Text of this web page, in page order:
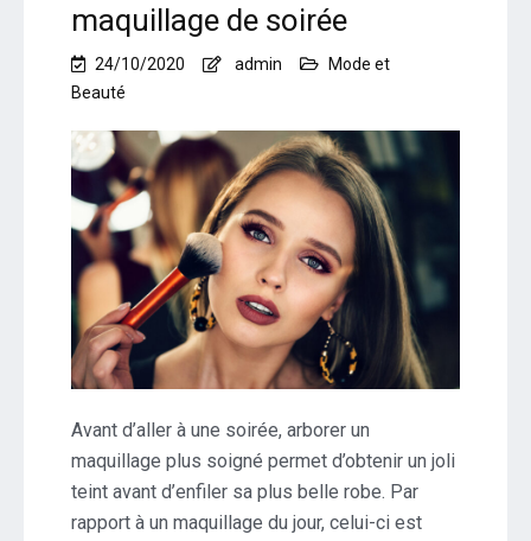
maquillage de soirée
24/10/2020 admin
Mode et
Beauté
Avant d’aller à une soirée, arborer un
maquillage plus soigné permet d’obtenir un joli
teint avant d’enfiler sa plus belle robe. Par
rapport à un maquillage du jour, celui-ci est